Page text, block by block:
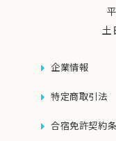
土
企業情報
特定商取引法
合宿免許契約